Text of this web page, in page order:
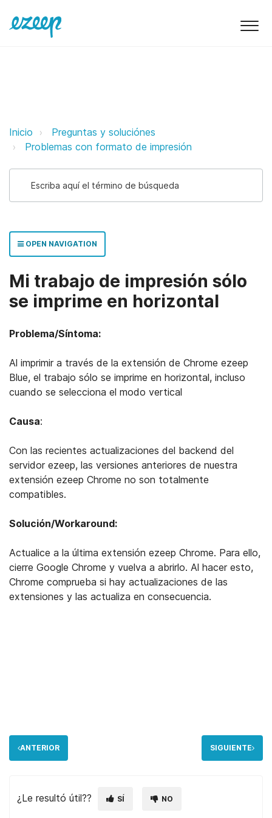
Mi trabajo de impresión sólo se
Inicio
Preguntas y soluciónes
Problemas con formato de impresión
OPEN NAVIGATION
Mi trabajo de impresión sólo
se imprime en horizontal
Problema/Síntoma:
Al imprimir a través de la extensión de Chrome ezeep
Blue, el trabajo sólo se imprime en horizontal, incluso
cuando se selecciona el modo vertical
Causa:
Con las recientes actualizaciones del backend del
servidor ezeep, las versiones anteriores de nuestra
extensión ezeep Chrome no son totalmente
compatibles.
Solución/Workaround:
Actualice a la última extensión ezeep Chrome. Para ello,
cierre Google Chrome y vuelva a abrirlo. Al hacer esto,
Chrome comprueba si hay actualizaciones de las
extensiones y las actualiza en consecuencia.
ANTERIOR SIGUIENTE
¿Le resultó útil?? SÍ NO